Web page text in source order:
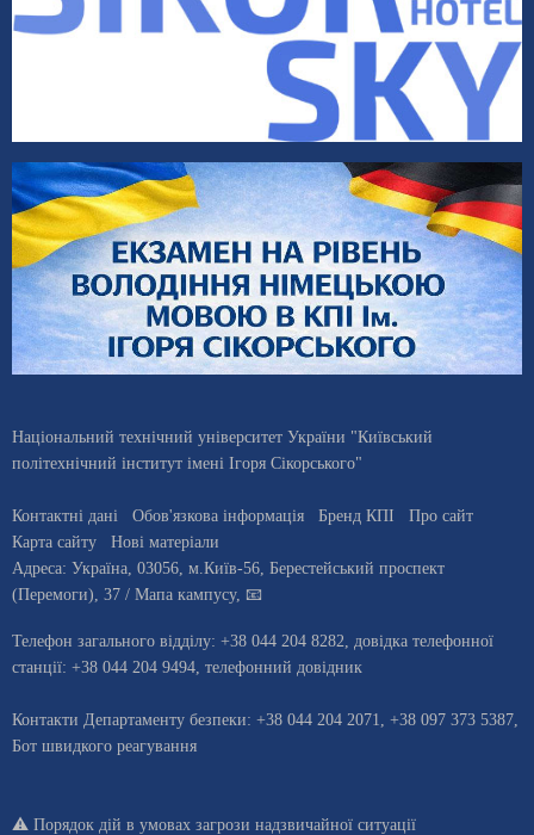
Національний технічний університет України "Київський
політехнічний інститут імені Ігоря Сікорського"
Контактні дані Обов'язкова інформація Бренд КПІ
Про сайт
Карта сайту
Нові матеріали
Адреса: Україна, 03056, м.Київ-56, Берестейський проспект
(Перемоги), 37 / Мапа кампусу, 📧
Телефон загального відділу: +38 044 204 8282, довiдка телефонної
станцiї: +38 044 204 9494, телефонний довідник
Контакти Департаменту безпеки: +38 044 204 2071, +38 097 373 5387,
Бот швидкого реагування
⚠️ Порядок дій в умовах загрози надзвичайної ситуації